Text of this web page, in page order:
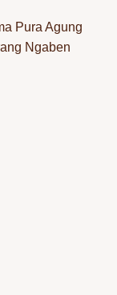
Pura Agung
Ngaben